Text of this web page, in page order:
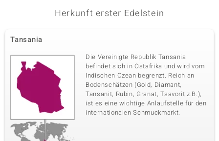
Herkunft erster Edelstein
Tansania
Die Vereinigte Republik Tansania
befindet sich in Ostafrika und wird vom
Indischen Ozean begrenzt. Reich an
Bodenschätzen (Gold, Diamant,
Tansanit, Rubin, Granat, Tsavorit z.B.),
ist es eine wichtige Anlaufstelle für den
internationalen Schmuckmarkt.